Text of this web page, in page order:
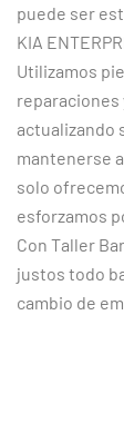
puede ser
KIA
Utilizamos
actualizando
mantenerse
solo
esforzamos
Con Taller
justos todo
cambio de